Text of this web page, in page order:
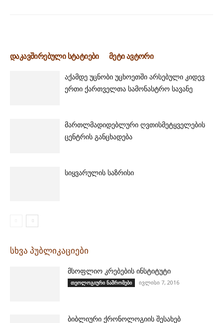
დაკავშირებული სტატიები მეტი ავტორი
აქამდე უცნობი უცხოეთში არსებული კიდევ
ერთი ქართველთა სამონასტრო სავანე
მართლმადიდებლური ღვთისმეტყველების
ცენტრის განცხადება
სიყვარულის საზრისი
სხვა პუბლიკაციები
მსოფლიო კრებების ინსტიტუტი
თეოლოგიური ნაშრომები ივლისი 7, 2016
ბიბლიური ქრონოლოგიის შესახებ